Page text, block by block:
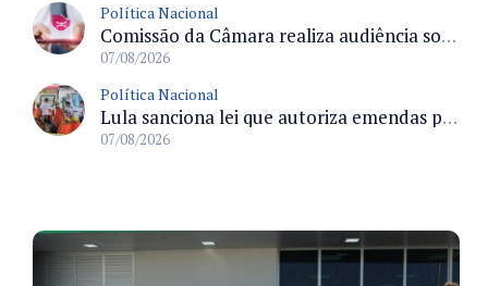
Política Nacional
Comissão da Câmara realiza audiência sobre apostas online para medir o tamanho do mercado ilegal
07/08/2026
Política Nacional
Lula sanciona lei que autoriza emendas parlamentares para atendimento pré-hospitalar pelos bombeiros
07/08/2026